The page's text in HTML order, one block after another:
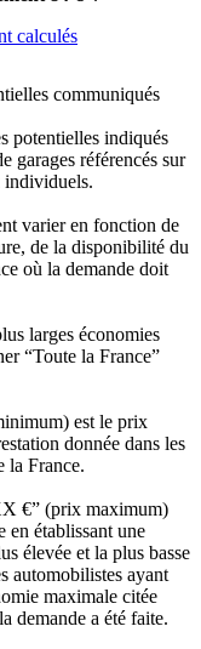
calculés
communiqués
potentielles indiqués
garages référencés sur
individuels.
varier en fonction de
de la disponibilité du
où la demande doit
larges économies
“Toute la France”
est le prix
donnée dans les
la France.
€” (prix maximum)
en établissant une
élevée et la plus basse
automobilistes ayant
maximale citée
demande a été faite.